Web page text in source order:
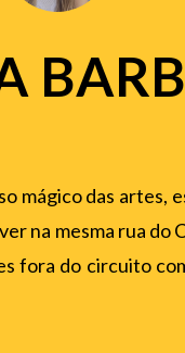
mágico das
na mesma rua
fora do circuito